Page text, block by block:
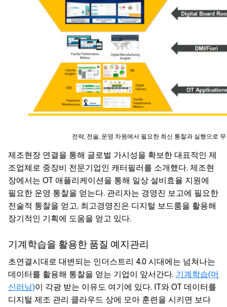
전략, 전술, 운영 차원에서 필요한 최신 통찰과 실행으로
제조현장 연결을 통해 글로벌 가시성을 확보한 대표적인 제
조업체로 중장비 전문기업인 캐터필러를 소개했다. 제조현
장에서는 OT 애플리케이션을 통해 일상 설비효율 지원에
필요한 운영 통찰을 얻는다. 관리자는 경영진 보고에 필요한
전술적 통찰을 얻고, 최고경영진은 디지털 보드룸을 활용해
장기적인 기획에 도움을 얻고 있다.
기계학습을 활용한 품질 예지관리
초연결시대로 대변되는 인더스트리 4.0 시대에는 넘쳐나는
데이터를 활용해 통찰을 얻는 기업이 앞서간다. 기계학습(머
신러닝)이 각광 받는 이유도 여기에 있다. IT와 OT 데이터를
디지털 제조 관리 클라우드 상에 모아 훈련을 시키면 보다